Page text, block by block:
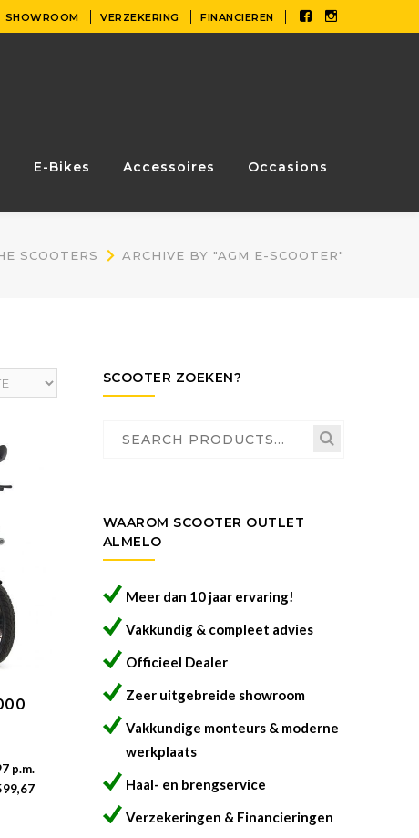
SHOWROOM VERZEKERING FINANCIEREN
Facebook
Instagram
E-Bikes Accessoires Occasions
SCOOTERS ARCHIVE BY "AGM E-SCOOTER"
p.m.
SCOOTER ZOEKEN?
Search
WAAROM SCOOTER OUTLET
ALMELO
Meer dan 10 jaar ervaring!
Vakkundig & compleet advies
Officieel Dealer
Zeer uitgebreide showroom
Vakkundige monteurs & moderne
werkplaats
Haal- en brengservice
Verzekeringen & Financieringen